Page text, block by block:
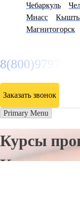
Чебаркуль
Миасс
Магнитогорск
8(800)9797043
Заказать звонок
Primary Menu
Курсы
Коркине